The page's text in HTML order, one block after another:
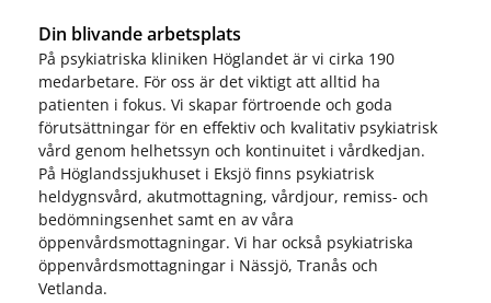
Din blivande arbetsplats
På psykiatriska kliniken Höglandet är vi cirka 190
medarbetare. För oss är det viktigt att alltid ha
patienten i fokus. Vi skapar förtroende och goda
förutsättningar för en effektiv och kvalitativ psykiatrisk
vård genom helhetssyn och kontinuitet i vårdkedjan.
På Höglandssjukhuset i Eksjö finns psykiatrisk
heldygnsvård, akutmottagning, vårdjour, remiss- och
bedömningsenhet samt en av våra
öppenvårdsmottagningar. Vi har också psykiatriska
öppenvårdsmottagningar i Nässjö, Tranås och
Vetlanda.